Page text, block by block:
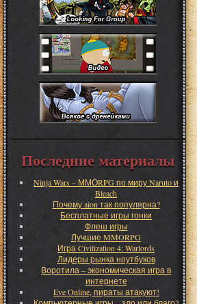
Последние материалы
Ninja Wars – ММОRPG по миру Naruto и
Bleach
Почему aion так популярна?
Бесплатные игры гонки
Флеш игры
Лучшие MMORPG
Игра Civilization 4: Warlords
Лидеры рынка ноутбуков
Воротила – экономическая игра в
интернете
Eve Online, пираты атакуют!